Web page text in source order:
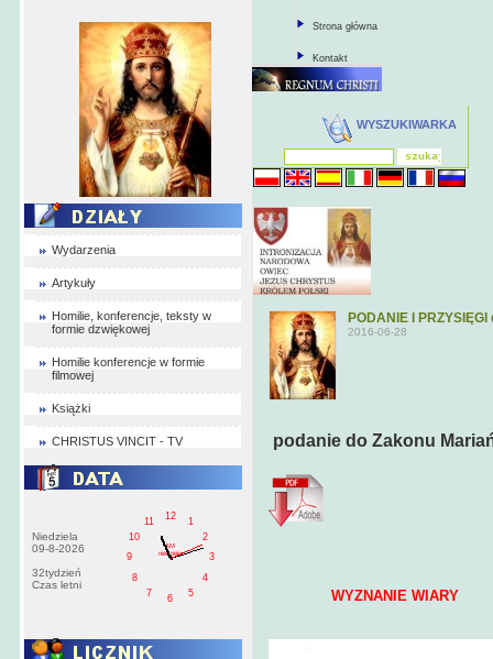
Wydarzenia
Artykuły
Homilie, konferencje, teksty w
formie dzwiękowej
Homilie konferencje w formie
filmowej
Książki
CHRISTUS VINCIT - TV
Niedziela
09-8-2026
32tydzień
Czas letni
1
2
3
4
5
6
7
8
9
10
11
12
AM
niedziela
Strona główna
Kontakt
WYSZUKIWARKA
PODANIE I
2016-06-28
podanie do Zakonu
WYZNANIE WIARY